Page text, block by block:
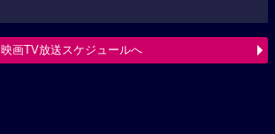
映画TV放送スケジュールへ